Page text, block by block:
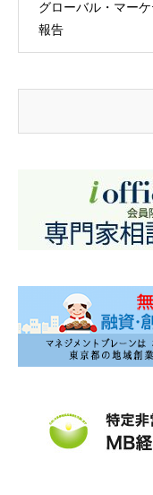
グローバル・マー
報告